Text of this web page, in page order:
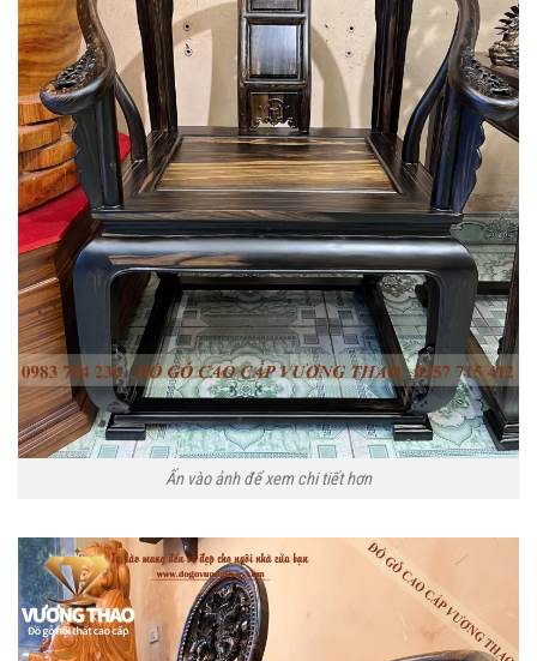
Ấn vào ảnh để xem chi tiết hơn